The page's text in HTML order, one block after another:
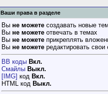
Ваши права в разделе
Вы не можете создавать новые
Вы не можете отвечать в темах
Вы не можете прикреплять
Вы не можете редактировать
BB коды Вкл.
Смайлы Выкл.
[IMG] код Вкл.
HTML код Выкл.